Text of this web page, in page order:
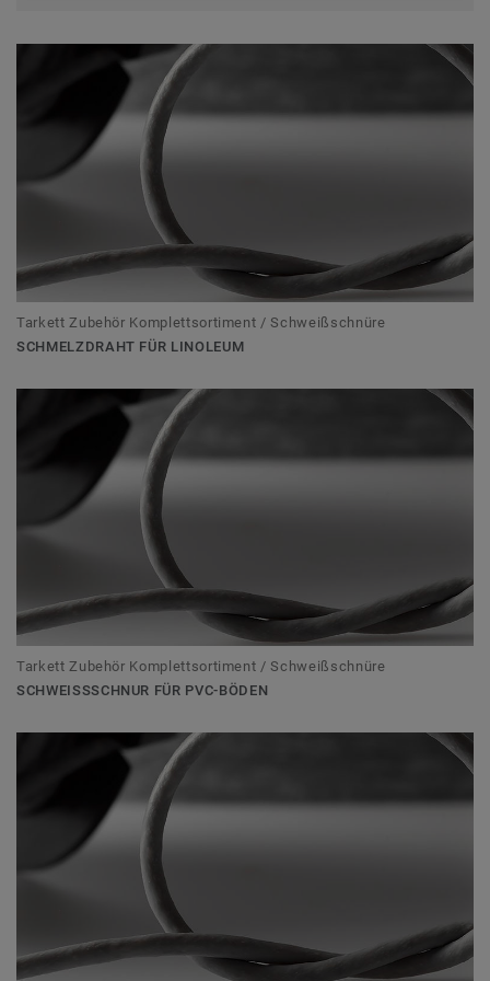
Tarkett Zubehör Komplettsortiment / Schweißschnüre
SCHMELZDRAHT FÜR LINOLEUM
Tarkett Zubehör Komplettsortiment / Schweißschnüre
SCHWEISSSCHNUR FÜR PVC-BÖDEN